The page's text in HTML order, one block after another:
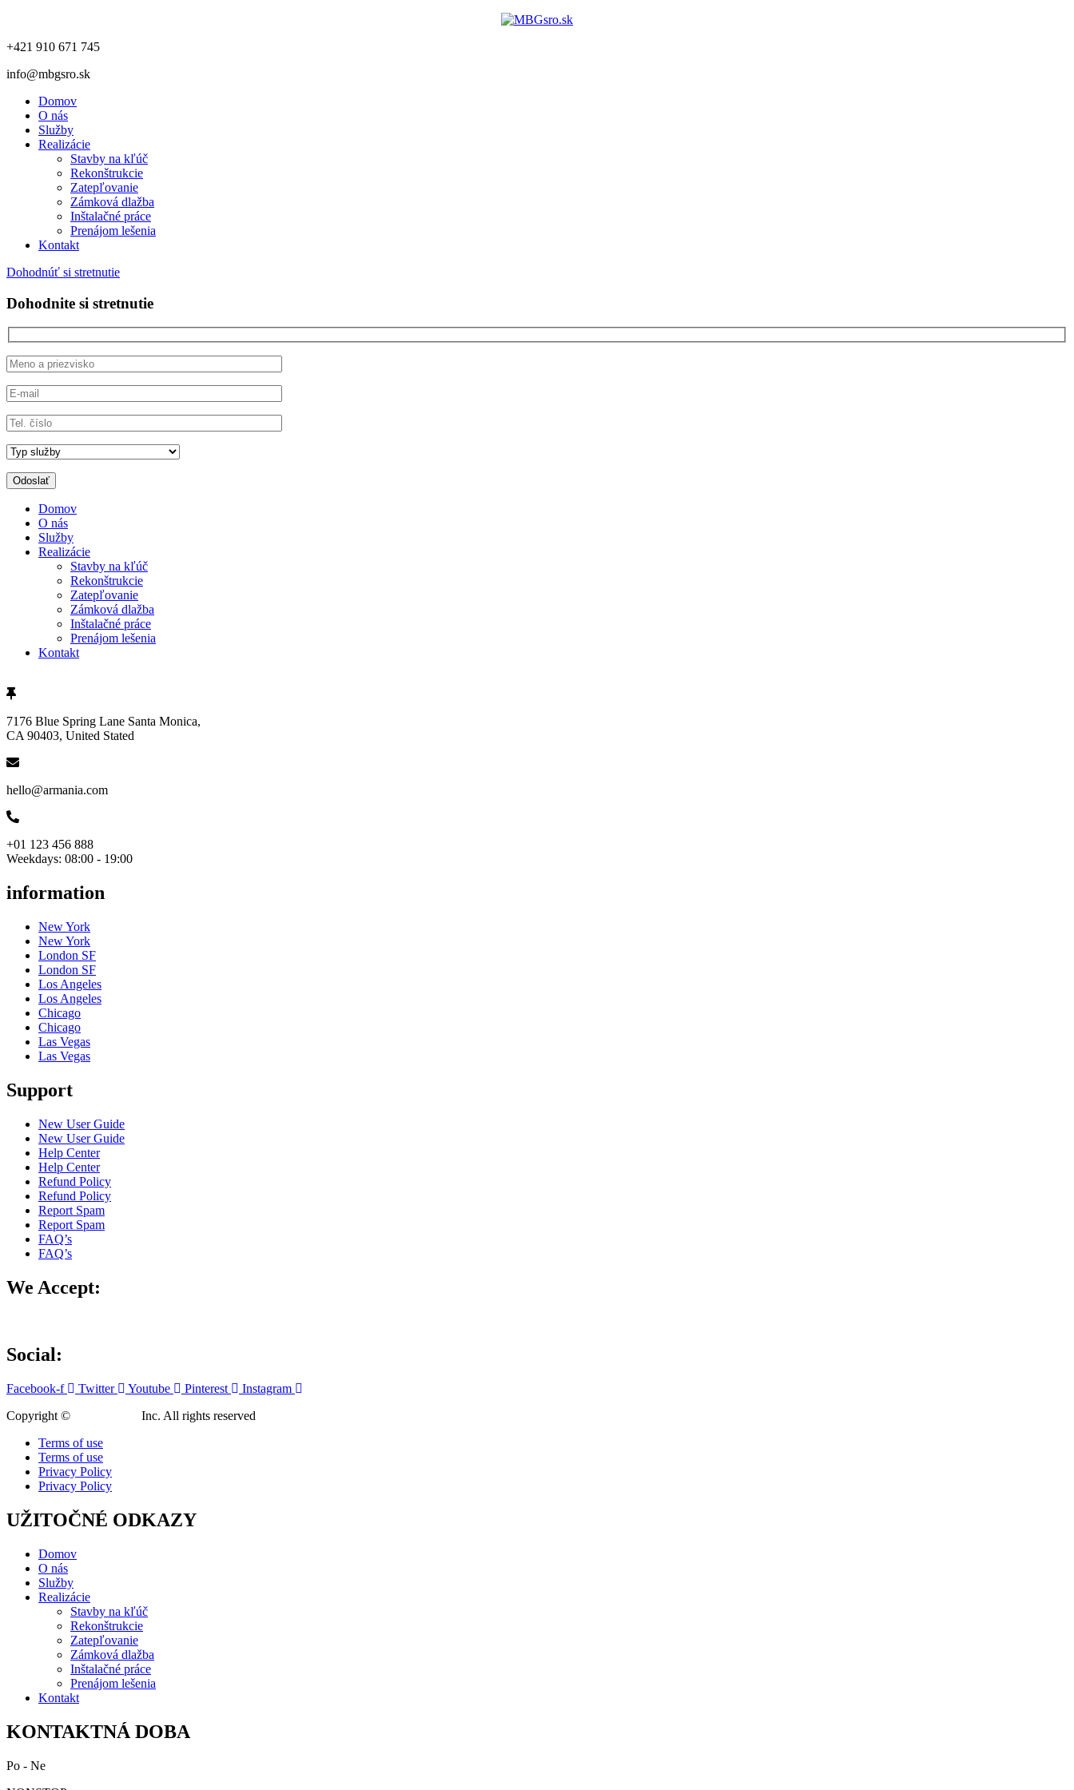
+421 910 671 745
info@mbgsro.sk
Domov
O nás
Služby
Realizácie
Stavby na kľúč
Rekonštrukcie
Zatepľovanie
Zámková dlažba
Inštalačné práce
Prenájom lešenia
Kontakt
Dohodnúť si stretnutie
Dohodnite si stretnutie
Domov
O nás
Služby
Realizácie
Stavby na kľúč
Rekonštrukcie
Zatepľovanie
Zámková dlažba
Inštalačné práce
Prenájom lešenia
Kontakt
7176 Blue Spring Lane Santa Monica,
CA 90403, United Stated
hello@armania.com
+01 123 456 888
Weekdays: 08:00 - 19:00
information
New York
New York
London SF
London SF
Los Angeles
Los Angeles
Chicago
Chicago
Las Vegas
Las Vegas
Support
New User Guide
New User Guide
Help Center
Help Center
Refund Policy
Refund Policy
Report Spam
Report Spam
FAQ’s
FAQ’s
We Accept:
Social:
Facebook-f Twitter Youtube Pinterest
Instagram
Copyright ©
Inc. All rights reserved
Terms of use
Terms of use
Privacy Policy
Privacy Policy
UŽITOČNÉ ODKAZY
Domov
O nás
Služby
Realizácie
Stavby na kľúč
Rekonštrukcie
Zatepľovanie
Zámková dlažba
Inštalačné práce
Prenájom lešenia
Kontakt
KONTAKTNÁ DOBA
Po - Ne